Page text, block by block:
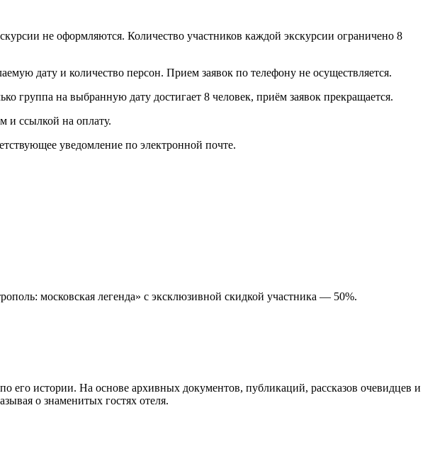
не оформляются. Количество участников каждой экскурсии ограничено 8
дату и количество персон. Прием заявок по телефону не осуществляется.
группа на выбранную дату достигает 8 человек, приём заявок прекращается.
и ссылкой на оплату.
уведомление по электронной почте.
московская легенда» с эксклюзивной скидкой участника — 50%.
его истории. На основе архивных документов, публикаций, рассказов очевидцев и
о знаменитых гостях отеля.